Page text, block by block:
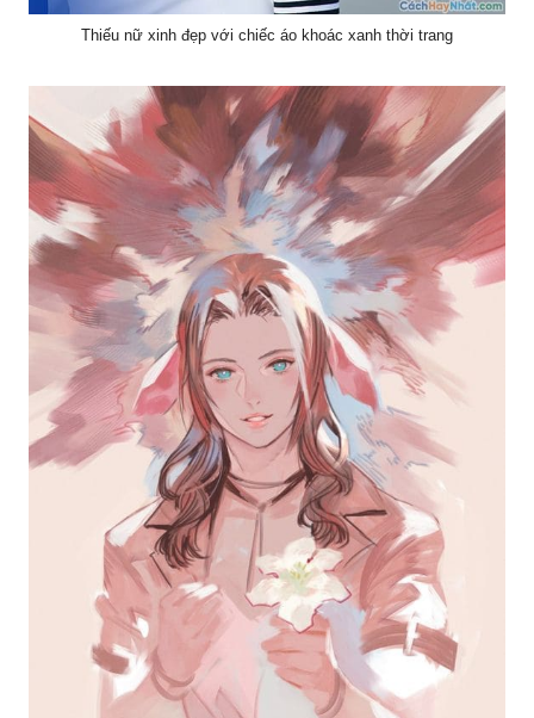
Thiếu nữ xinh đẹp với chiếc áo khoác xanh thời trang